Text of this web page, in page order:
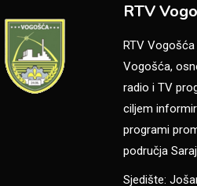
RTV
RTV
Vogošća,
radio i TV
ciljem
programi
područja
Sjedište: